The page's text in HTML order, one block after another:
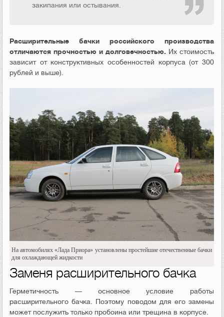
закипания или остывания.
Расширительные бачки российского производства
отличаются прочностью и долговечностью. Их стоимость
зависит от конструктивных особенностей корпуса (от 300
рублей и выше).
На автомобилях «Лада Приора» установлены простейшие отечественные бачки
для охлаждающей жидкости
Заменя расширительного бачка
Герметичность — основное условие работы
расширительного бачка. Поэтому поводом для его замены
может послужить только пробоина или трещина в корпусе.